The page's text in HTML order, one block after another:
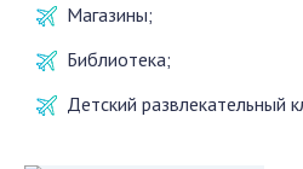
Магазины;
Библиотека;
Детский развлекательный